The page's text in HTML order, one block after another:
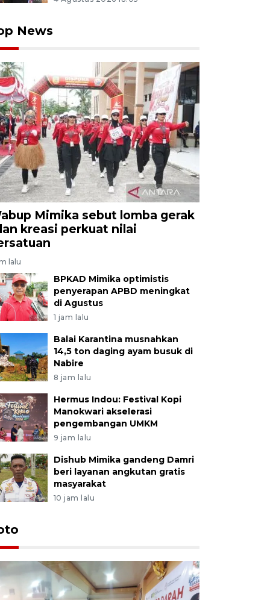
News
Mimika sebut lomba gerak
kreasi perkuat nilai
lalu
BPKAD Mimika optimistis
penyerapan APBD meningkat
di Agustus
1 jam lalu
Balai Karantina musnahkan
14,5 ton daging ayam busuk di
Nabire
8 jam lalu
Hermus Indou: Festival Kopi
Manokwari akselerasi
pengembangan UMKM
9 jam lalu
Dishub Mimika gandeng Damri
beri layanan angkutan gratis
masyarakat
10 jam lalu